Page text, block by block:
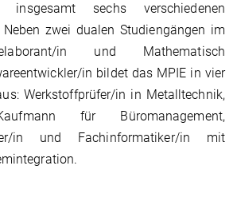
insgesamt sechs verschiedenen
zwei dualen Studiengängen im
in und Mathematisch
in bildet das MPIE in vier
Werkstoffprüfer/in in Metalltechnik,
für Büromanagement,
in und Fachinformatiker/in mit